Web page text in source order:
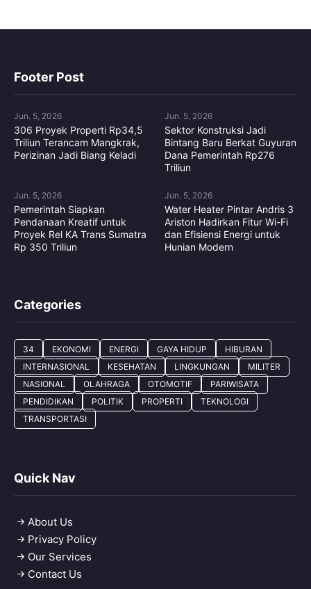
Footer Post
Jun. 5, 2026
306 Proyek Properti Rp34,5
Triliun Terancam Mangkrak,
Perizinan Jadi Biang Keladi
Jun. 5, 2026
Sektor Konstruksi Jadi
Bintang Baru Berkat Guyuran
Dana Pemerintah Rp276
Triliun
Jun. 5, 2026
Pemerintah Siapkan
Pendanaan Kreatif untuk
Proyek Rel KA Trans Sumatra
Rp 350 Triliun
Jun. 5, 2026
Water Heater Pintar Andris 3
Ariston Hadirkan Fitur Wi-Fi
dan Efisiensi Energi untuk
Hunian Modern
Categories
34 EKONOMI ENERGI GAYA HIDUP
HIBURAN
INTERNASIONAL
KESEHATAN LINGKUNGAN
MILITER
NASIONAL
OLAHRAGA OTOMOTIF
PARIWISATA
PENDIDIKAN
POLITIK PROPERTI
TEKNOLOGI
TRANSPORTASI
Quick Nav
About Us
Privacy Policy
Our Services
Contact Us